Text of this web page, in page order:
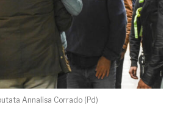
Annalisa Corrado (Pd)